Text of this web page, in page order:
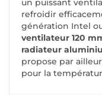
un puissant
refroidir
génération Intel
ventilateur 120
radiateur
propose par
pour la